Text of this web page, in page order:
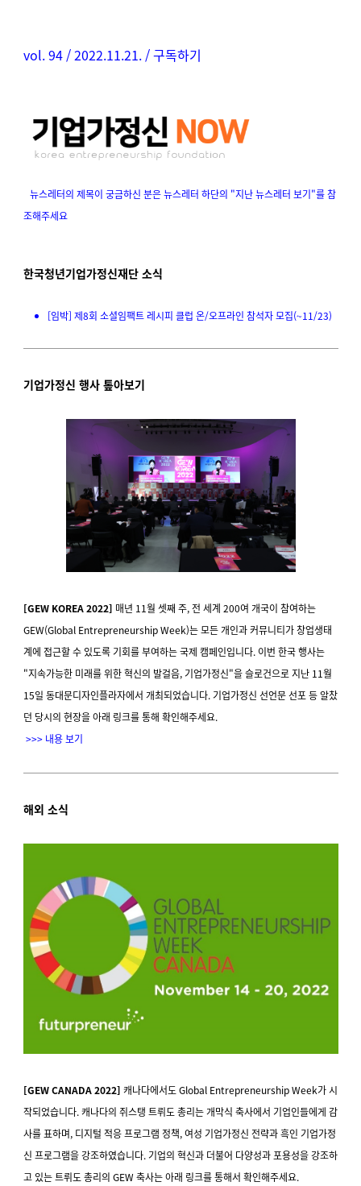
vol. 94 / 2022.11.21. /구독하기
뉴스레터의 제목이 궁금하신 분은 뉴스레터 하단의 "지난 뉴스레터 보기"를참
조해주세요
한국청년기업가정신재단 소식
[임박] 제8회 소셜임팩트 레시피 클럽 온/오프라인 참석자 모집(~11/23)
기업가정신 행사 톺아보기
[GEW KOREA 2022] 매년 11월 셋째 주, 전 세계 200여 개국이 참여하는
GEW(Global Entrepreneurship Week)는 모든 개인과 커뮤니티가 창업생태
계에 접근할 수 있도록 기회를 부여하는 국제 캠페인입니다. 이번 한국 행사는
"지속가능한 미래를 위한 혁신의 발걸음, 기업가정신"을 슬로건으로 지난 11월
15일 동대문디자인플라자에서 개최되었습니다. 기업가정신 선언문 선포 등 알찼
던 당시의 현장을 아래 링크를 통해 확인해주세요.
>>> 내용 보기
해외 소식
[GEW CANADA 2022] 캐나다에서도 Global Entrepreneurship Week가 시
작되었습니다. 캐나다의 쥐스탱 트뤼도 총리는 개막식 축사에서 기업인들에게 감
사를 표하며, 디지털 적응 프로그램 정책, 여성 기업가정신 전략과 흑인 기업가정
신 프로그램을 강조하였습니다. 기업의 혁신과 더불어 다양성과 포용성을 강조하
고 있는 트뤼도 총리의 GEW 축사는 아래 링크를 통해서 확인해주세요.